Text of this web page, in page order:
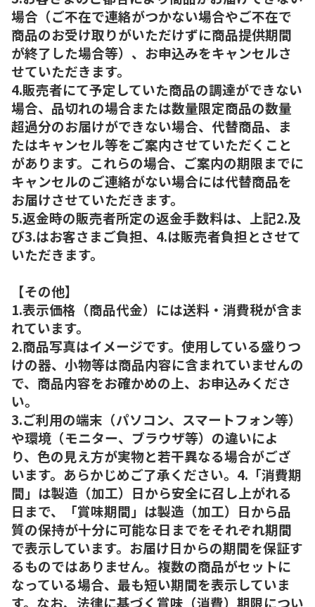
場合（ご不在で連絡がつかない場合やご不在で
商品のお受け取りがいただけずに商品提供期間
が終了した場合等）、お申込みをキャンセルさ
せていただきます。
4.販売者にて予定していた商品の調達ができない
場合、品切れの場合または数量限定商品の数量
超過分のお届けができない場合、代替商品、ま
たはキャンセル等をご案内させていただくこと
があります。これらの場合、ご案内の期限までに
キャンセルのご連絡がない場合には代替商品を
お届けさせていただきます。
5.返金時の販売者所定の返金手数料は、上記2.及
び3.はお客さまご負担、4.は販売者負担とさせて
いただきます。
【その他】
1.表示価格（商品代金）には送料・消費税が含ま
れています。
2.商品写真はイメージです。使用している盛りつ
けの器、小物等は商品内容に含まれていませんの
で、商品内容をお確かめの上、お申込みくださ
い。
3.ご利用の端末（パソコン、スマートフォン等）
や環境（モニター、ブラウザ等）の違いによ
り、色の見え方が実物と若干異なる場合がござ
います。あらかじめご了承ください。4.「消費期
間」は製造（加工）日から安全に召し上がれる
日まで、「賞味期間」は製造（加工）日から品
質の保持が十分に可能な日までをそれぞれ期間
で表示しています。お届け日からの期間を保証す
るものではありません。複数の商品がセットに
なっている場合、最も短い期間を表示していま
す。なお、法律に基づく賞味（消費）期限につい